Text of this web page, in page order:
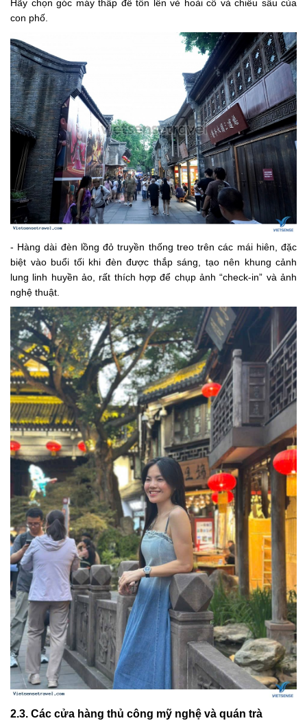
Hãy chọn góc máy thấp để tôn lên vẻ hoài cổ và chiều sâu của
con phố.
- Hàng dài đèn lồng đỏ truyền thống treo trên các mái hiên, đặc
biệt vào buổi tối khi đèn được thắp sáng, tạo nên khung cảnh
lung linh huyền ảo, rất thích hợp để chụp ảnh “check-in” và ảnh
nghệ thuật.
2.3. Các cửa hàng thủ công mỹ nghệ và quán trà